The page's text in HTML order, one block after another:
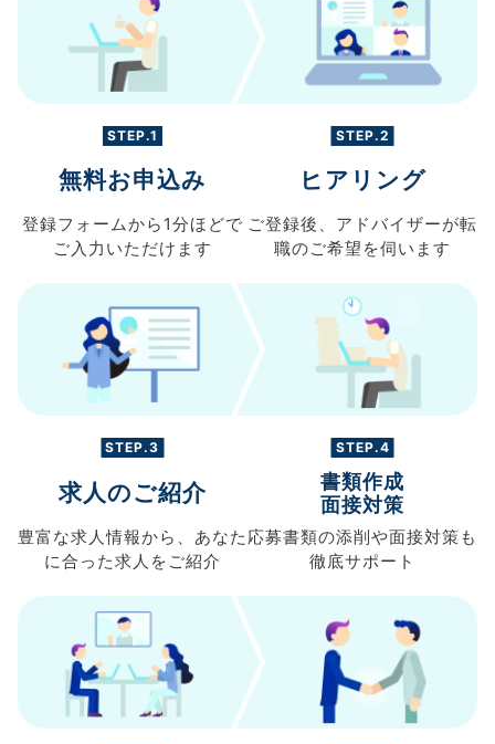
STEP.1
無料お申込み
登録フォームから 1分ほどで
ご入力 いただけます
STEP.2
ヒアリング
ご登録後、 アドバイザーが転
職のご希望を伺います
STEP.3
求人のご紹介
豊富な求人情報から、 あなた
に合った求人を ご紹介
STEP.4
書類作成
面接対策
応募書類の添削や面接対策も
徹底サポート